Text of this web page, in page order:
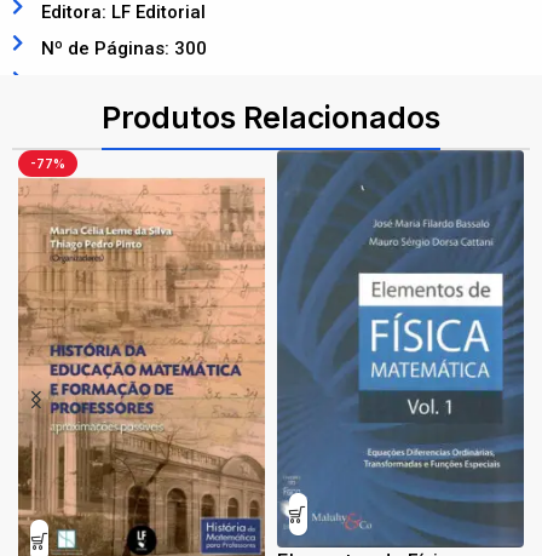
Editora: LF Editorial
Nº de Páginas: 300
Produtos Relacionados
-77%